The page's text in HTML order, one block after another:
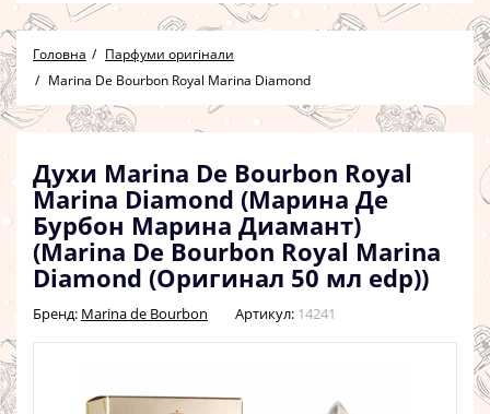
Головна
Парфуми оригінали
Marina De Bourbon Royal Marina Diamond
Духи Marina De Bourbon Royal
Marina Diamond (Марина Де
Бурбон Марина Диамант)
(Marina De Bourbon Royal Marina
Diamond (Оригинал 50 мл edp))
Бренд: Marina de Bourbon Артикул: 14241